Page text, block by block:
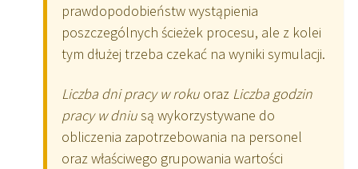
prawdopodobieństw wystąpienia
poszczególnych ścieżek procesu, ale z kolei
tym dłużej trzeba czekać na wyniki symulacji.
Liczba dni pracy w roku oraz Liczba godzin
pracy w dniusą wykorzystywane do
obliczenia zapotrzebowania na personel
oraz właściwego grupowania wartości